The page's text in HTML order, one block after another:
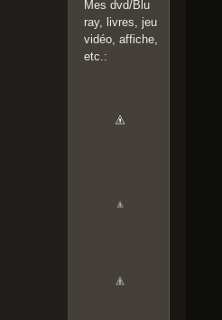
Mes dvd/Blu
ray, livres, jeu
vidéo, affiche,
etc.: